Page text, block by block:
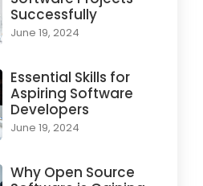
Successfully
June 19, 2024
Essential Skills for
Aspiring Software
Developers
June 19, 2024
Why Open Source